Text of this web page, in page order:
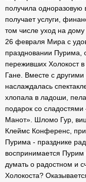
получила одноразовую
получает услуги,
том числе уход на
26 февраля Мира с
праздновании Пурима,
переживших Холокост
Гане. Вместе с
наслаждалась
хлопала в ладоши,
подарок со
Манот». Шломо Гур,
Клеймс Конференс,
Пурима - празднике
воспринимается Пурим
думать о радостном и
Холокоста?